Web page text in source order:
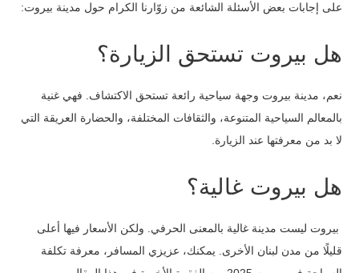
على إجابات بعض الأسئلة الشائعة من زوّارنا الكرام حول مدينة بيروت:
هل بيروت تستحق الزيارة؟
نعم، مدينة بيروت وجهة سياحية رائعة تستحق الاكتشاف. فهي غنية
بالمعالم السياحية المتنوعة، والثقافات المختلفة، والحضارة العريقة التي
لا بد من معرفتها عند الزيارة.
هل بيروت غالية؟
بيروت ليست مدينة غالية بالمعنى الحرفي. ولكن الأسعار فيها أعلى
قليلًا من مدن لبنان الأخرى. يمكنك، عزيزي المسافر، معرفة تكلفة